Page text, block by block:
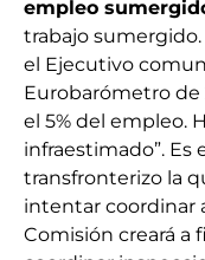
empleo
trabajo
el Ejecutivo
Eurobarómetro de
el 5% del empleo.
infraestimado”. Es
transfronterizo la
intentar coordinar
Comisión creará a